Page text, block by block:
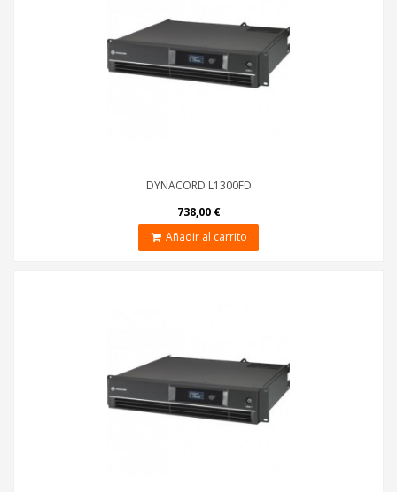
DYNACORD L1300FD
738,00 €
Añadir al carrito